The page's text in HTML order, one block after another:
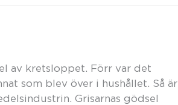
av kretsloppet. Förr var det
som blev över i hushållet. Så är
Grisarnas gödsel